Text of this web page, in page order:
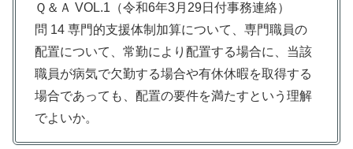
Ｑ＆Ａ VOL.1（令和6年3月29日付事務連絡）
問 14 専門的支援体制加算について、専門職員の
配置について、常勤により配置する場合に、当該
職員が病気で欠勤する場合や有休休暇を取得する
場合であっても、配置の要件を満たすという理解
でよいか。